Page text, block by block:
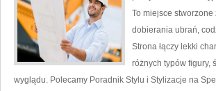
To miejsce
dobierania ubrań,
Strona łączy lekki
różnych typów figury,
wyglądu. Polecamy Poradnik Stylu i Stylizacje na